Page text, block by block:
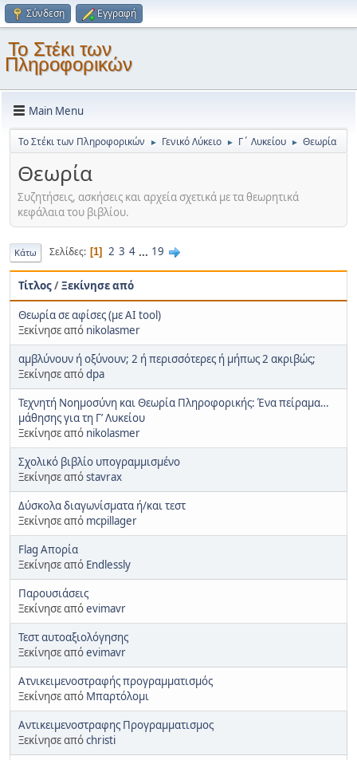
Σύνδεση Εγγραφή
Το Στέκι των
Πληροφορικών
Main Menu
Το Στέκι των Πληροφορικών ► Γενικό Λύκειο ► Γ΄ Λυκείου ► Θεωρία
Θεωρία
Συζητήσεις, ασκήσεις και αρχεία σχετικά με τα θεωρητικά
κεφάλαια του βιβλίου.
Κάτω Σελίδες 1 2 3 4 ... 19
Τίτλος/Ξεκίνησε από
Θεωρία σε αφίσες (με AI tool)
Ξεκίνησε από nikolasmer
αμβλύνουν ή οξύνουν; 2 ή περισσότερες ή μήπως 2 ακριβώς;
Ξεκίνησε απόdpa
Τεχνητή Νοημοσύνη και Θεωρία Πληροφορικής: Ένα πείραμα…
μάθησης για τη Γ’ Λυκείου
Ξεκίνησε από nikolasmer
Σχολικό βιβλίο υπογραμμισμένο
Ξεκίνησε απόstavrax
Δύσκολα διαγωνίσματα ή/και τεστ
Ξεκίνησε από mcpillager
Flag Απορία
Ξεκίνησε από Endlessly
Παρουσιάσεις
Ξεκίνησε απόevimavr
Τεστ αυτοαξιολόγησης
Ξεκίνησε απόevimavr
Ατνικειμενοστραφής προγραμματισμός
Ξεκίνησε από Μπαρτόλομι
Αντικειμενοστραφης Προγραμματισμος
Ξεκίνησε απόchristi